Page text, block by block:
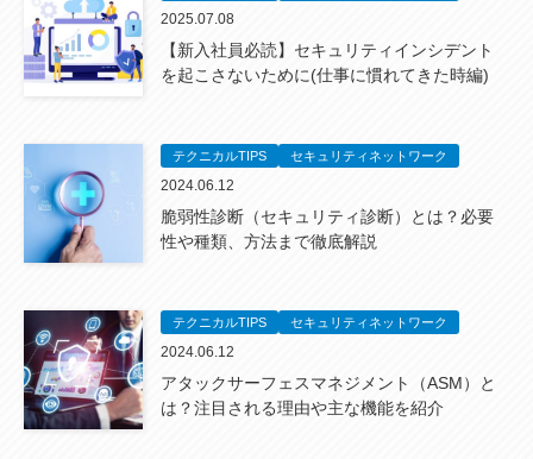
2025.07.08
【新入社員必読】セキュリティインシデント
を起こさないために(仕事に慣れてきた時編)
テクニカルTIPS セキュリティネットワーク
2024.06.12
脆弱性診断（セキュリティ診断）とは？必要
性や種類、方法まで徹底解説
テクニカルTIPS セキュリティネットワーク
2024.06.12
アタックサーフェスマネジメント（ASM）と
は？注目される理由や主な機能を紹介